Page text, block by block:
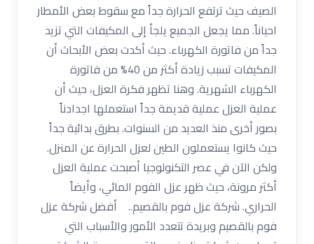
الصيف حيث ترتفع الحرارة جداً مع سقوط بعض الأمطار
احياناً. مما يجعل الجميع يلجأ إلى المكيفات التي تزيد
جداً من فاتورة الكهرباء. حيث أكدت بعض الأبحاث أن
المكيفات تسبب زيادة أكثر من 40% من فاتورة
الكهرباء الشهرية. وهنا تظهر فكرة العزل، حيث أن
عملية العزل عملية قديمة جداً استعملها اجدادناً
بصور أخرى منذ العديد من السنوات. بطرق بدائية جداً
حيث كانوا يستعملون الطين لعزل الحرارة عن المنزل.
ولكن الآن في عصر التكنولوجيا أصبحت عملية العزل
أكثر مرونة، حيث ظهر عزل الفوم المائي، وأيضاً
الحراري. شركة عزل فوم بالقصيم.. أفضل شركة عزل
فوم بالقصيم وبريدة تتعدد الأمور والأسباب التي